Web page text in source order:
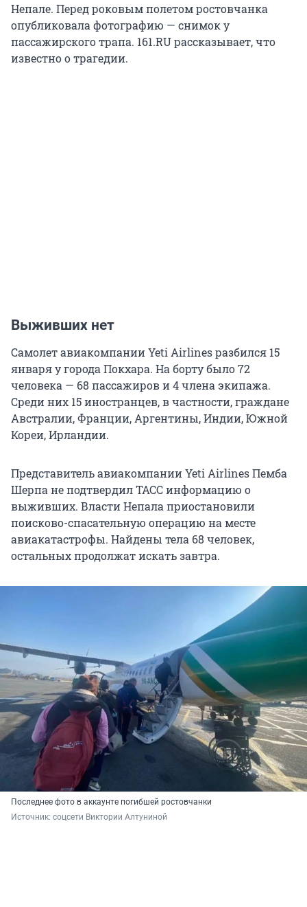
Непале. Перед роковым полетом ростовчанка
опубликовала фотографию — снимок у
пассажирского трапа. 161.RU рассказывает, что
известно о трагедии.
Выживших нет
Самолет авиакомпании Yeti Airlines разбился 15
января у города Покхара. На борту было 72
человека — 68 пассажиров и 4 члена экипажа.
Среди них 15 иностранцев, в частности, граждане
Австралии, Франции, Аргентины, Индии, Южной
Кореи, Ирландии.
Представитель авиакомпании Yeti Airlines Пемба
Шерпа не подтвердил ТАСС информацию о
выживших. Власти Непала приостановили
поисково-спасательную операцию на месте
авиакатастрофы. Найдены тела 68 человек,
остальных продолжат искать завтра.
Последнее фото в аккаунте погибшей ростовчанки
Источник: соцсети Виктории Алтуниной